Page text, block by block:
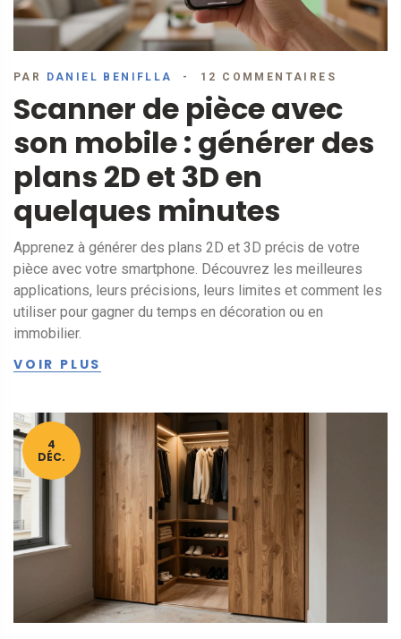
PAR DANIEL BENIFLLA 12 COMMENTAIRES
Scanner de pièce avec
son mobile : générer des
plans 2D et 3D en
quelques minutes
Apprenez à générer des plans 2D et 3D précis de votre
pièce avec votre smartphone. Découvrez les meilleures
applications, leurs précisions, leurs limites et comment les
utiliser pour gagner du temps en décoration ou en
immobilier.
VOIR PLUS
4
DÉC.